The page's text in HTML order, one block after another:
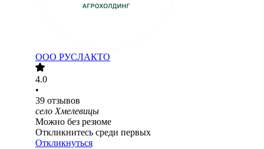
ООО РУСЛАКТО
4.0
•
39 отзывов
село Хмелевицы
Можно без резюме
Откликнитесь среди первых
Откликнуться